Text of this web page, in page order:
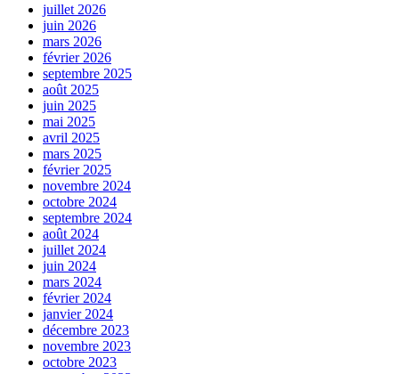
juillet 2026
juin 2026
mars 2026
février 2026
septembre 2025
août 2025
juin 2025
mai 2025
avril 2025
mars 2025
février 2025
novembre 2024
octobre 2024
septembre 2024
août 2024
juillet 2024
juin 2024
mars 2024
février 2024
janvier 2024
décembre 2023
novembre 2023
octobre 2023